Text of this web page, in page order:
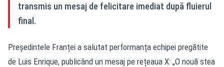
transmis un mesaj de felicitare imediat după fluierul
final.
Președintele Franței a salutat performanța echipei pregătite
de Luis Enrique, publicând un mesaj pe rețeaua X: „O nouă stea